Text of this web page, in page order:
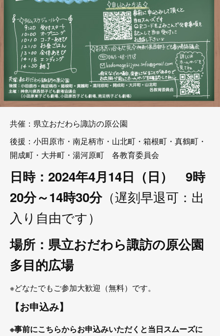
共催：県立おだわら諏訪の原公園
後援：小田原市・南足柄市・山北町・箱根町・真鶴町・
開成町・大井町・湯河原町 各教育委員会
日時：2024年4月14日（日） 9時
20分～14時30分（遅刻早退可：出
入り自由です）
場所：県立おだわら諏訪の原公園
多目的広場
※どなたでもご参加大歓迎（無料）です。
【お申込み】
※事前にこちらからお申込みいただくと当日スムーズに